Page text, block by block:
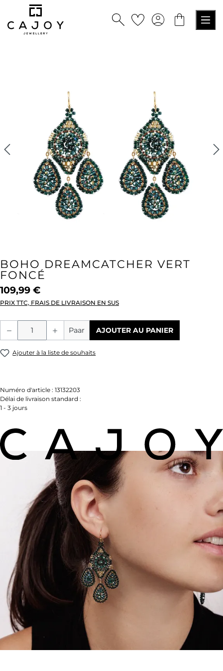
principal
BOHO DREAMCATCHER VERT
FONCÉ
109,99 €
PRIX TTC, FRAIS DE LIVRAISON EN SUS
Quantité de produit : Entrez la
Paar AJOUTER AU PANIER
Ajouter à la liste de souhaits
Numéro d'article : 13132203
Délai de livraison standard :
1 - 3 jours